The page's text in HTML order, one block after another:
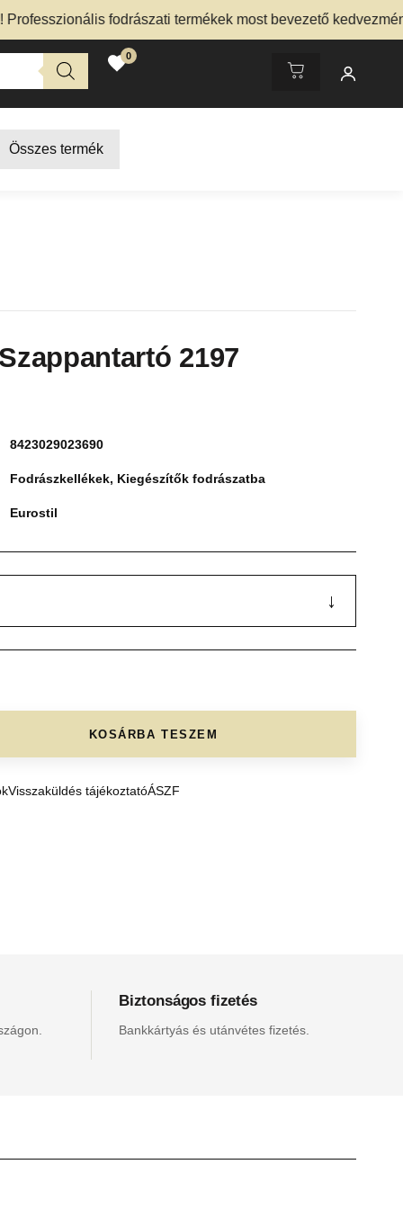
fodrászati termékek most bevezető
0
Összes termék
2197
8423029023690
Fodrászkellékek, Kiegészítők fodrászatba
Eurostil
↓
KOSÁRBA TESZEM
Visszaküldés tájékoztatóÁSZF
Biztonságos fizetés
Bankkártyás és utánvétes fizetés.